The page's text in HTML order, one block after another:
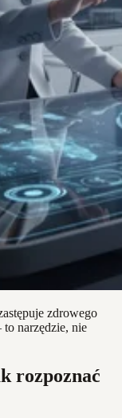
zdrowego
to narzędzie, nie
rozpoznać